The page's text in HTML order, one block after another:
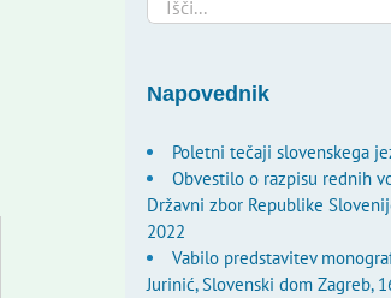
for:
Napovednik
Poletni tečaji slovenskega
Obvestilo o razpisu rednih
Državni zbor Republike
2022
Vabilo predstavitev
Jurinić, Slovenski dom Zagreb,